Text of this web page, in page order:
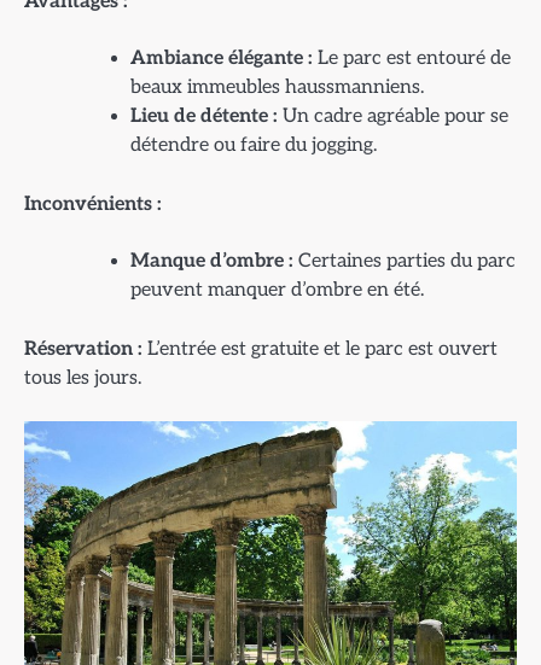
Ambiance élégante : Le parc est entouré de
beaux immeubles haussmanniens.
Lieu de détente : Un cadre agréable pour se
détendre ou faire du jogging.
Inconvénients :
Manque d’ombre : Certaines parties du parc
peuvent manquer d’ombre en été.
Réservation : L’entrée est gratuite et le parc est ouvert
tous les jours.